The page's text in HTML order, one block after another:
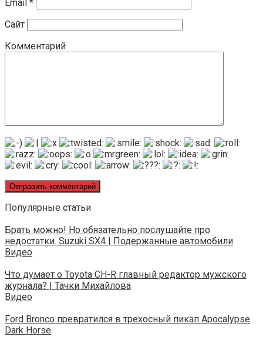
Email *
Сайт
Комментарий
Популярные статьи
Брать можно! Но обязательно послушайте про
недостатки. Suzuki SX4 | Подержанные автомобили
Видео
Что думает о Toyota CH-R главный редактор мужского
журнала? | Тачки Михайлова
Видео
Ford Bronco превратился в трехосный пикап Apocalypse
Dark Horse